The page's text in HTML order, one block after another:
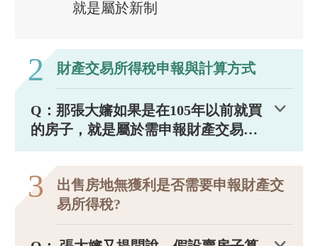
就是屬於新制
2 財產交易所得稅申報與計算方式
Q：那張大嬸如果是在105年以前就買
的房子，就是屬於需申報財產交易所
得稅得，那她又該如何申報財產交易
3
出售房地無獲利是否需要申報財產交
易所得稅?